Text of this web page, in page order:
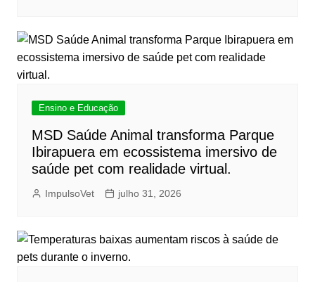
Ensino e Educação
MSD Saúde Animal transforma Parque
Ibirapuera em ecossistema imersivo de
saúde pet com realidade virtual.
ImpulsoVet julho 31, 2026